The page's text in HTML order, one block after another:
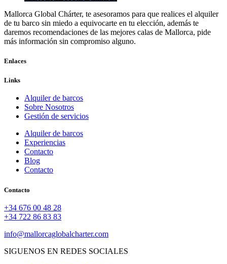
Mallorca Global Chárter, te asesoramos para que realices el alquiler
de tu barco sin miedo a equivocarte en tu elección, además te
daremos recomendaciones de las mejores calas de Mallorca, pide
más información sin compromiso alguno.
Enlaces
Links
Alquiler de barcos
Sobre Nosotros
Gestión de servicios
Alquiler de barcos
Experiencias
Contacto
Blog
Contacto
Contacto
+34 676 00 48 28
+34 722 86 83 83
info@mallorcaglobalcharter.com
SIGUENOS EN REDES SOCIALES